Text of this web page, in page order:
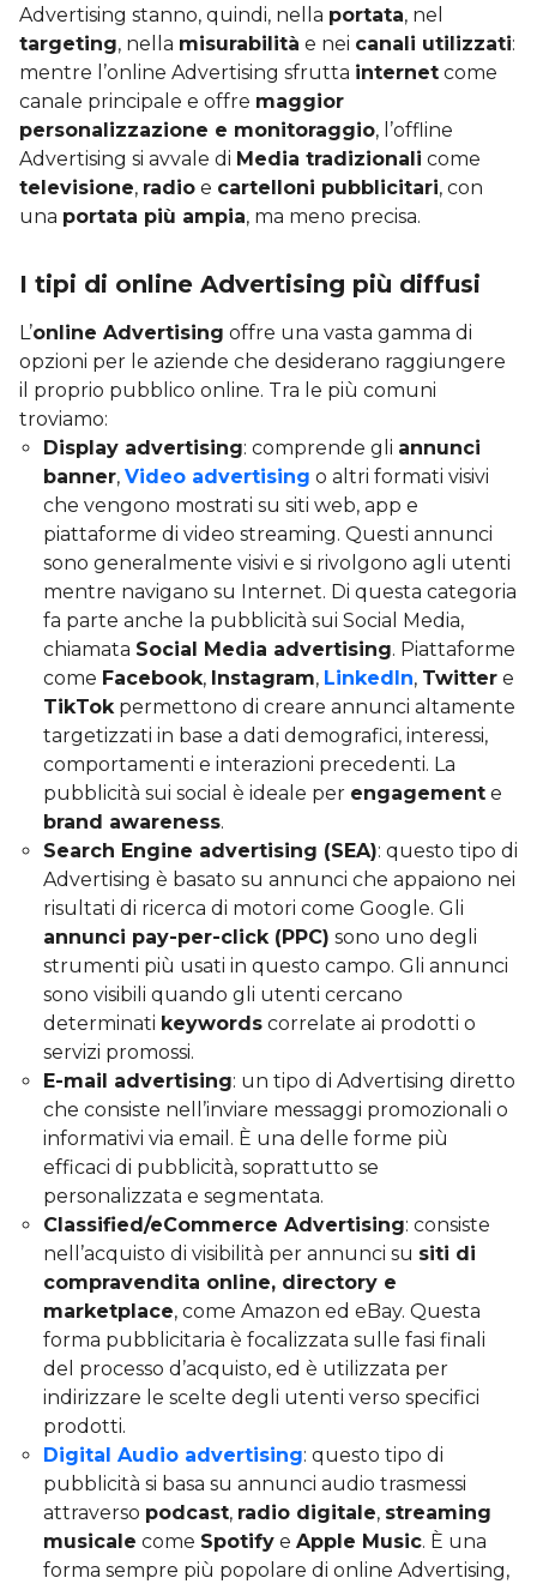
Advertising stanno, quindi, nella portata, nel
targeting, nella misurabilità e nei canali utilizzati:
mentre l’online Advertising sfrutta internet come
canale principale e offre maggior
personalizzazione e monitoraggio, l’offline
Advertising si avvale di Media tradizionali come
televisione, radio e cartelloni pubblicitari, con
una portata più ampia, ma meno precisa.
I tipi di online Advertising più diffusi
L’online Advertising offre una vasta gamma di
opzioni per le aziende che desiderano raggiungere
il proprio pubblico online. Tra le più comuni
troviamo:
Display advertising: comprende gli annunci
banner, Video advertising o altri formati visivi
che vengono mostrati su siti web, app e
piattaforme di video streaming. Questi annunci
sono generalmente visivi e si rivolgono agli utenti
mentre navigano su Internet. Di questa categoria
fa parte anche la pubblicità sui Social Media,
chiamata Social Media advertising. Piattaforme
come Facebook, Instagram, LinkedIn, Twitter e
TikTok permettono di creare annunci altamente
targetizzati in base a dati demografici, interessi,
comportamenti e interazioni precedenti. La
pubblicità sui social è ideale per engagement e
brand awareness.
Search Engine advertising (SEA): questo tipo di
Advertising è basato su annunci che appaiono nei
risultati di ricerca di motori come Google. Gli
annunci pay-per-click (PPC) sono uno degli
strumenti più usati in questo campo. Gli annunci
sono visibili quando gli utenti cercano
determinati keywords correlate ai prodotti o
servizi promossi.
E-mail advertising: un tipo di Advertising diretto
che consiste nell’inviare messaggi promozionali o
informativi via email. È una delle forme più
efficaci di pubblicità, soprattutto se
personalizzata e segmentata.
Classified/eCommerce Advertising: consiste
nell’acquisto di visibilità per annunci su siti di
compravendita online, directory e
marketplace, come Amazon ed eBay. Questa
forma pubblicitaria è focalizzata sulle fasi finali
del processo d’acquisto, ed è utilizzata per
indirizzare le scelte degli utenti verso specifici
prodotti.
Digital Audio advertising: questo tipo di
pubblicità si basa su annunci audio trasmessi
attraverso podcast, radio digitale, streaming
musicale come Spotify e Apple Music. È una
forma sempre più popolare di online Advertising,